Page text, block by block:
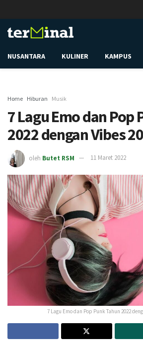
NUSANTARA KULINER KAMPUS
Home Hiburan Musik
7 Lagu Emo dan Pop
2022 dengan Vibes
oleh Butet RSM 11 Maret 2022
7 Lagu Emo dan Pop Punk Tahun 2022